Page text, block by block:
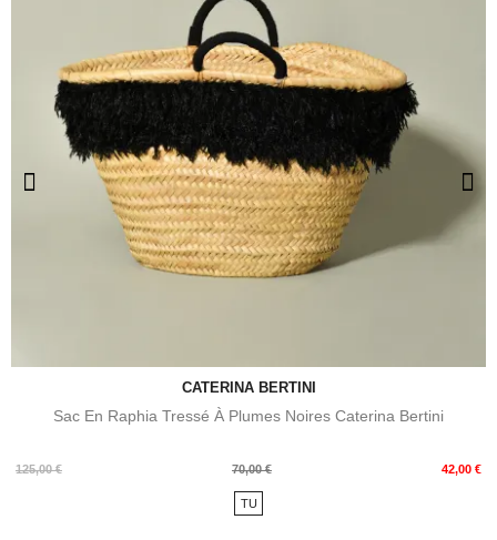
CATERINA BERTINI
Sac En Raphia Tressé À Plumes Noires Caterina Bertini
125,00 €
Prix
70,00 € 42,00 €
Prix
TU